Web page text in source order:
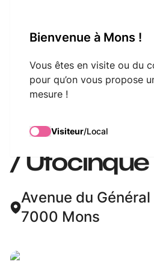
Bienvenue à Mons !
Vous êtes en visite ou du
pour qu’on vous propose
mesure !
Visiteur/Local
Province
/ Ufocinque
Avenue du
7000 Mons